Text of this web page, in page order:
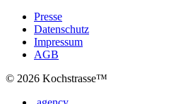
Presse
Datenschutz
Impressum
AGB
© 2026 Kochstrasse™